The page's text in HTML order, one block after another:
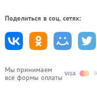
Мы принимаем
все формы оплаты
Поделиться в соц. сетях: